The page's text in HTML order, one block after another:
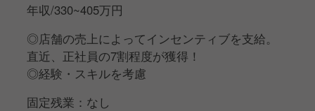
夜勤専任スタッフがいるので夜勤は基本的になく、
15：00～翌0：15で勤務できるので生活リズムも整い
ます。またやるべきことは時間内に片付くことが多
く、残った業務はお互い次のシフトの方にわたせる体
制なので、残業はほぼありません。
年収/330~405万円
◎店舗の売上によってインセンティブを支給。
直近、正社員の7割程度が獲得！
◎経験・スキルを考慮
固定残業：なし